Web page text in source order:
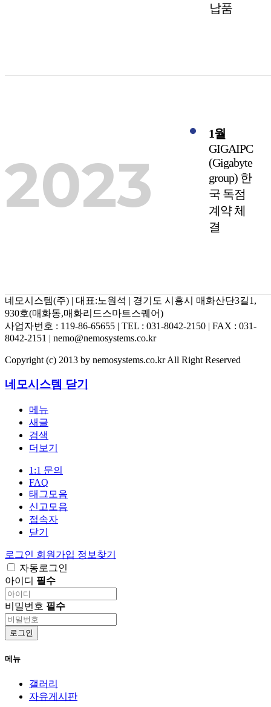
납품
2023
1월
GIGAIPC
(Gigabyte
group) 한
국 독점
계약 체
결
네모시스템(주) | 대표:노원석 | 경기도 시흥시 매화산단3길1,
930호(매화동,매화리드스마트스퀘어)
사업자번호 : 119-86-65655 | TEL : 031-8042-2150 | FAX : 031-
8042-2151 | nemo@nemosystems.co.kr
Copyright (c) 2013 by nemosystems.co.kr All Right Reserved
네모시스템 닫기
메뉴
새글
검색
더보기
1:1 문의
FAQ
태그모음
신고모음
접속자
닫기
로그인 회원가입 정보찾기
자동로그인
아이디 필수
비밀번호 필수
로그인
메뉴
갤러리
자유게시판